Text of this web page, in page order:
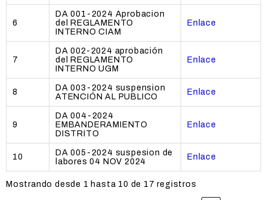
6
DA 001-2024 Aprobacion
del REGLAMENTO
INTERNO CIAM
Enlace
7
DA 002-2024 aprobación
del REGLAMENTO
INTERNO UGM
Enlace
8
DA 003-2024 suspension
ATENCIÓN AL PUBLICO
Enlace
9
DA 004-2024
EMBANDERAMIENTO
DISTRITO
Enlace
10
DA 005-2024 suspesion de
labores 04 NOV 2024
Enlace
Mostrando desde 1 hasta 10 de 17 registros